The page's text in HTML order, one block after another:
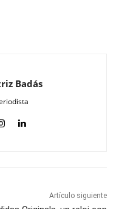
Badás
Artículo siguiente